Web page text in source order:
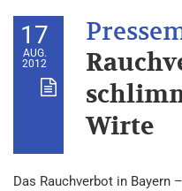
17
AUG.
2012
Wirte
Das Rauchverbot in Bayern